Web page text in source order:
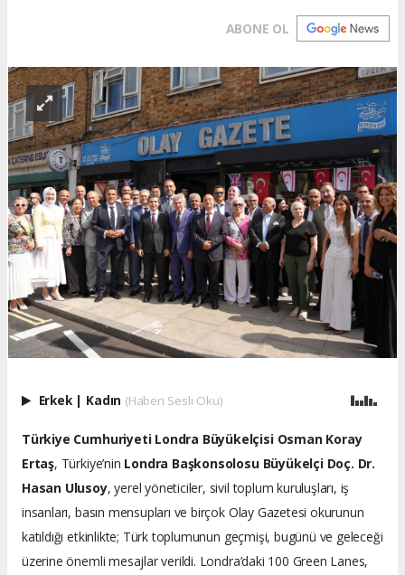
ABONE OL
Erkek | Kadın (Haberi Sesli Oku)
Türkiye Cumhuriyeti Londra Büyükelçisi Osman Koray
Ertaş, Türkiye’nin Londra Başkonsolosu Büyükelçi Doç. Dr.
Hasan Ulusoy, yerel yöneticiler, sivil toplum kuruluşları, iş
insanları, basın mensupları ve birçok Olay Gazetesi okurunun
katıldığı etkinlikte; Türk toplumunun geçmişi, bugünü ve geleceği
üzerine önemli mesajlar verildi. Londra’daki 100 Green Lanes,